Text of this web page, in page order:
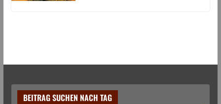
BEITRAG SUCHEN NACH TAG